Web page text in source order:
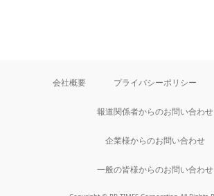
会社概要 プライバシーポリシー
報道関係者からのお問い合わせ
企業様からのお問い合わせ
一般の皆様からのお問い合わせ